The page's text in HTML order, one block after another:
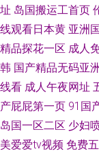
址 岛国搬运工首页
线观看日本黄 亚洲
精品探花一区 成人
韩 国产精品无码亚洲
线看 成人午夜网址
产屁屁第一页 91国
岛国一区二区 少妇
美爱爱tv视频 免费